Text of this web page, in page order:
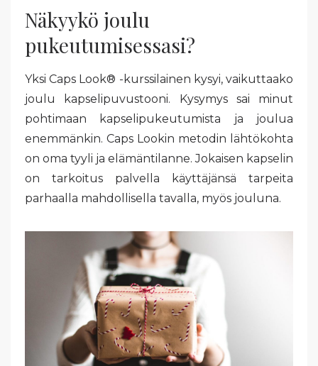
Näkyykö joulu
pukeutumisessasi?
Yksi Caps Look®️ -kurssilainen kysyi, vaikuttaako
joulu kapselipuvustooni. Kysymys sai minut
pohtimaan kapselipukeutumista ja joulua
enemmänkin. Caps Lookin metodin lähtökohta
on oma tyyli ja elämäntilanne. Jokaisen kapselin
on tarkoitus palvella käyttäjänsä tarpeita
parhaalla mahdollisella tavalla, myös jouluna.